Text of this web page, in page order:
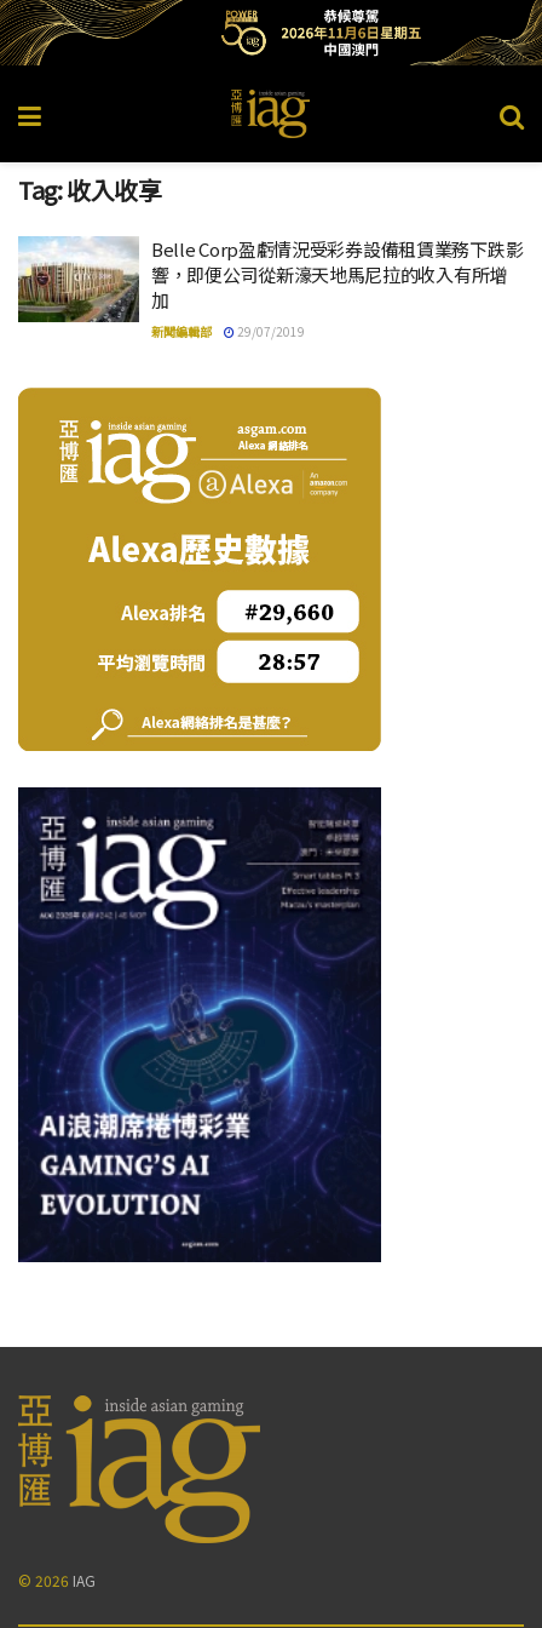
Tag:收入收享
Belle Corp盈虧情況受彩券設備租賃業務下跌影
響，即便公司從新濠天地馬尼拉的收入有所增
加
新聞編輯部 29/07/2019
© 2026 IAG